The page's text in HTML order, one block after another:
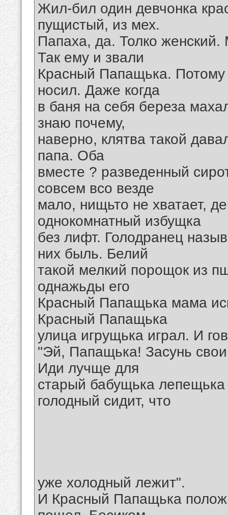
Жил-бил один девчонка
пущистый, из мех.
Папаха, да. Толко
Так ему и звали
Красный Папащька. Потому
носил. Даже когда
в баня на себя береза
знаю почему,
наверно, клятва такой
папа. Оба
вместе ? разведенный
совсем всо везде
мало, нищьто не хватает,
однокомнатный избущка
без лифт. Голодранец
них быль. Белий
такой мелкий порощок из
однажьды его
Красный Папащька мама
Красный Папащька
улица игрущька играл. И
"Эй, Папащька! Засунь
Иди лучще для
старый бабущька
голодный сидит, что
уже холодный лежит".
И Красный Папащька